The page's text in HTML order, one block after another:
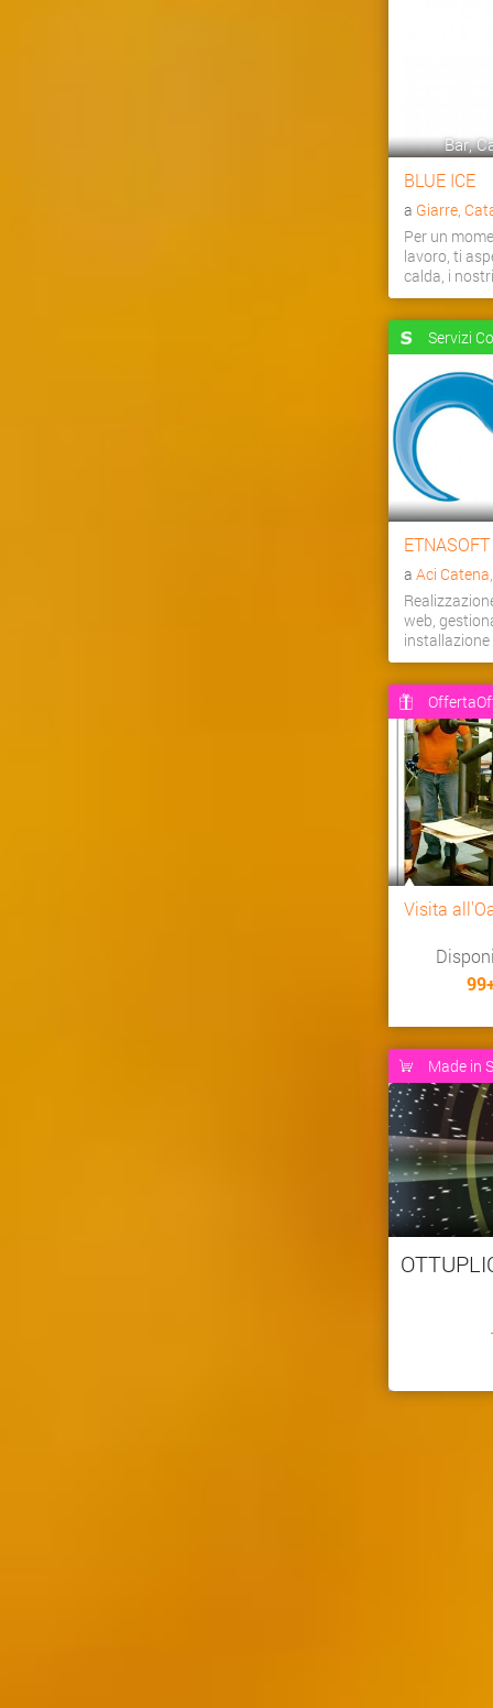
Bar,
BLUE ICE
a Giarre,
Per un
lavoro, ti
calda, i
Servizi
ETNASOFT
aAci
web,
Visita
Made in